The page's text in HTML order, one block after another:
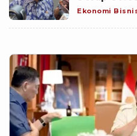
Ekonomi